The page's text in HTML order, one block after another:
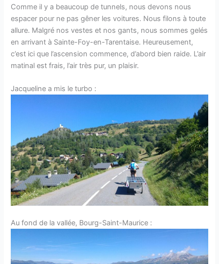
Comme il y a beaucoup de tunnels, nous devons nous
espacer pour ne pas gêner les voitures. Nous filons à toute
allure. Malgré nos vestes et nos gants, nous sommes gelés
en arrivant à Sainte-Foy-en-Tarentaise. Heureusement,
c’est ici que l’ascension commence, d’abord bien raide. L’air
matinal est frais, l’air très pur, un plaisir.
Jacqueline a mis le turbo :
Au fond de la vallée, Bourg-Saint-Maurice :